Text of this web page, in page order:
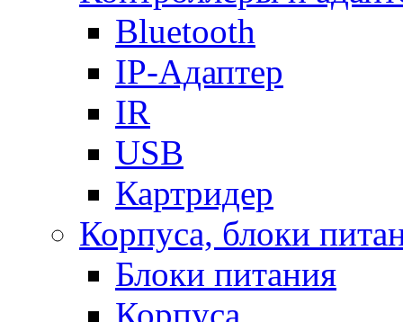
Bluetooth
IP-Адаптер
IR
USB
Картридер
Корпуса, блоки
Блоки питания
Корпуса